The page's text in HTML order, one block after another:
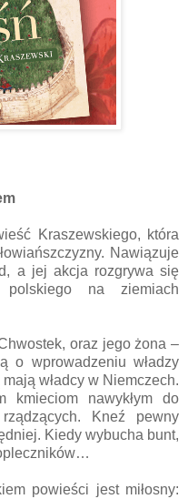
Kraszewskiego, która
Nawiązuje
a jej akcja rozgrywa się
polskiego na ziemiach
oraz jego żona –
o wprowadzeniu władzy
władcy w Niemczech.
kmieciom nawykłym do
Kneź pewny
Kiedy wybucha bunt,
powieści jest miłosny: